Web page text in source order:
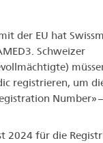
der EU hat
Schweizer
registrieren, um
Number»
2024 für die